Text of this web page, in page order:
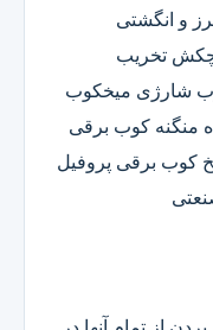
و انگشتی
چکش تخریب
شارژی میخکوب
منگنه کوب برقی
کوب برقی پروفیل